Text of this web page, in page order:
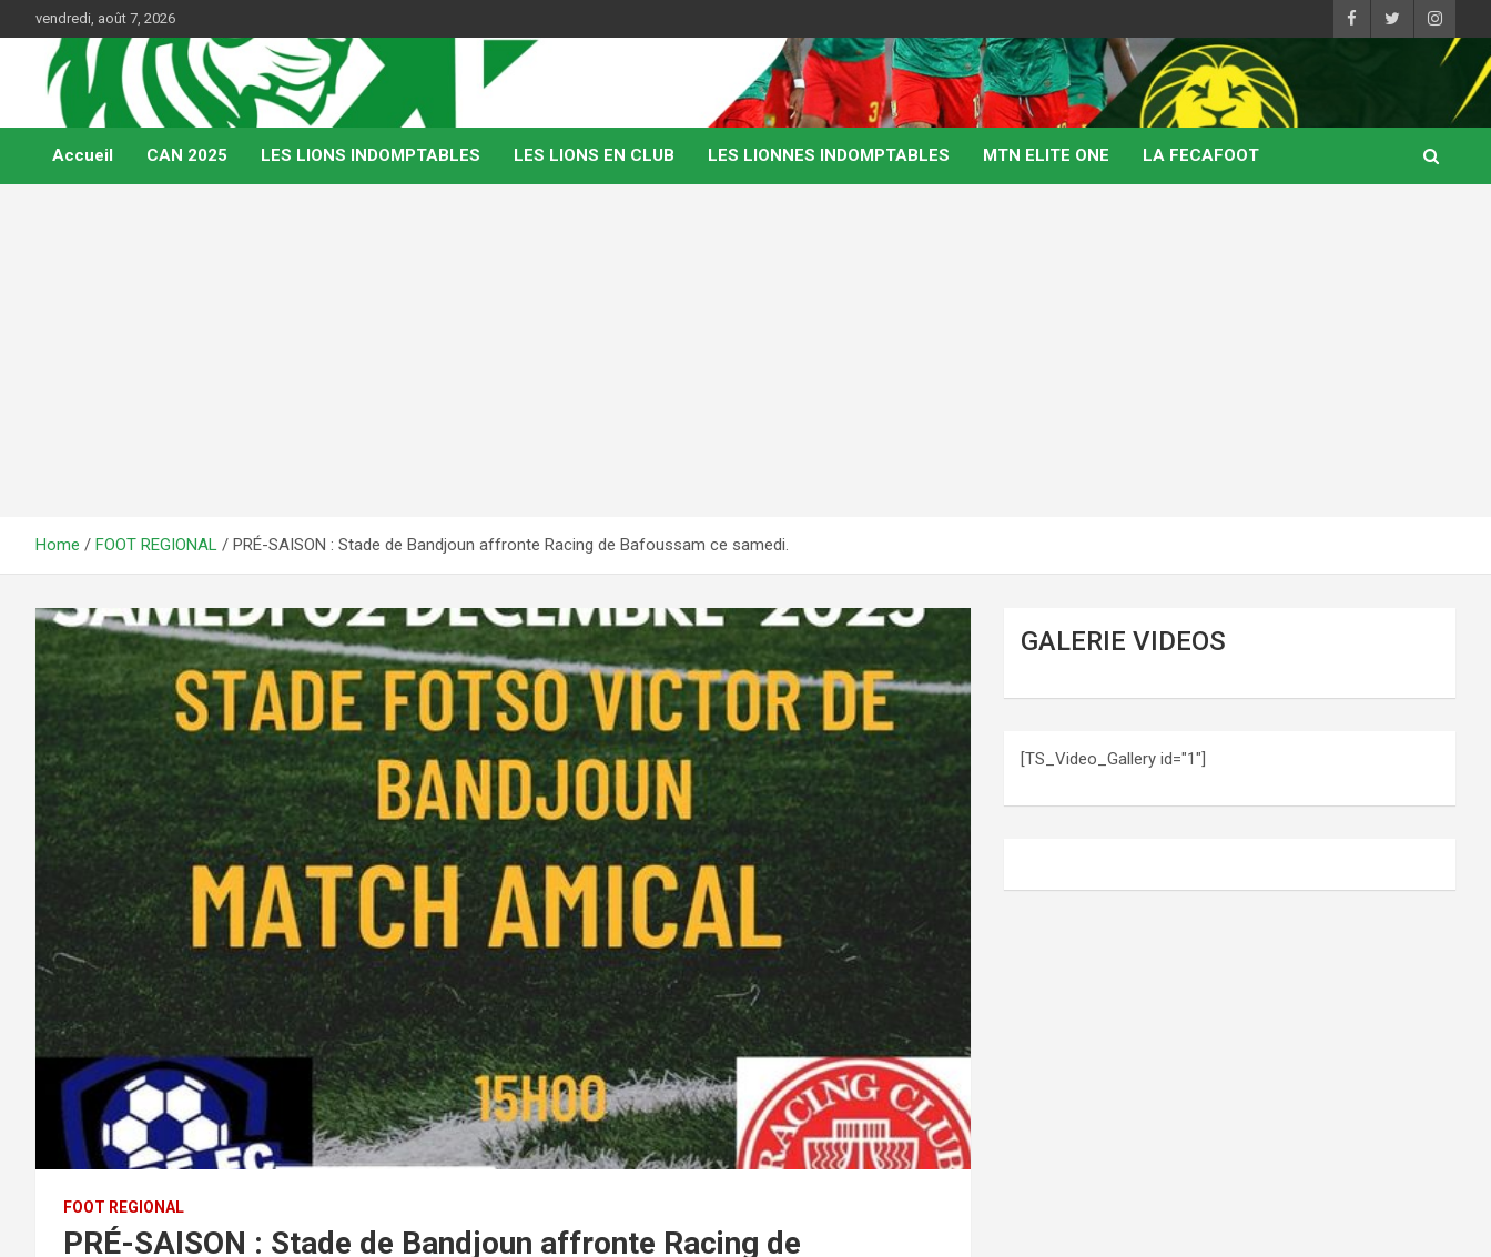
to
content
vendredi, août 7, 2026
Kamerfoot
Web Magazine du football camerounais
Accueil CAN 2025 LES LIONS INDOMPTABLES LES LIONS EN CLUB LES LIONNES INDOMPTABLES MTN ELITE ONE LA FECAFOOT
Home FOOT REGIONAL PRÉ-SAISON : Stade de Bandjoun affronte Racing de Bafoussam ce samedi.
FOOT REGIONAL
PRÉ-SAISON : Stade de Bandjoun affronte Racing de
GALERIE VIDEOS
[TS_Video_Gallery id="1"]